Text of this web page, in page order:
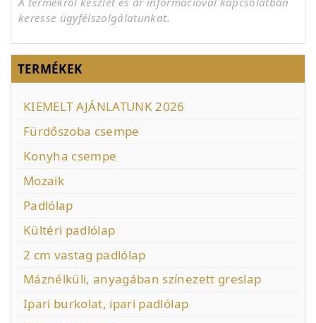
keresse ügyfélszolgálatunkat.
TERMÉKEK
KIEMELT AJÁNLATUNK 2026
Fürdőszoba csempe
Konyha csempe
Mozaik
Padlólap
Kültéri padlólap
2 cm vastag padlólap
Máznélküli, anyagában színezett greslap
Ipari burkolat, ipari padlólap